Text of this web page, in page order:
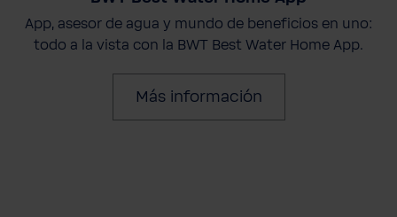
App, asesor de agua y mundo de beneficios en uno:
todo a la vista con la BWT Best Water Home App.
Más información